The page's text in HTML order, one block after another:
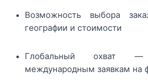
Возможность выбора
географии и стоимости
Глобальный охват
международным заявкам на